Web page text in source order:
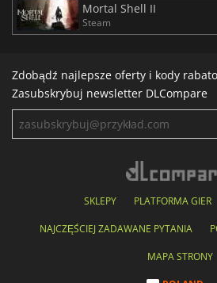
Mortal Shell II
Steam
Zdobądź najlepsze oferty i kody
Zasubskrybuj newsletter DLCompare
SKLEPY PLATFORMA GIER
NAJCZĘŚCIEJ ZADAWANE PYTANIA
MAPA STRONY